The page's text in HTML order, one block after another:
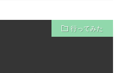
行ってみた